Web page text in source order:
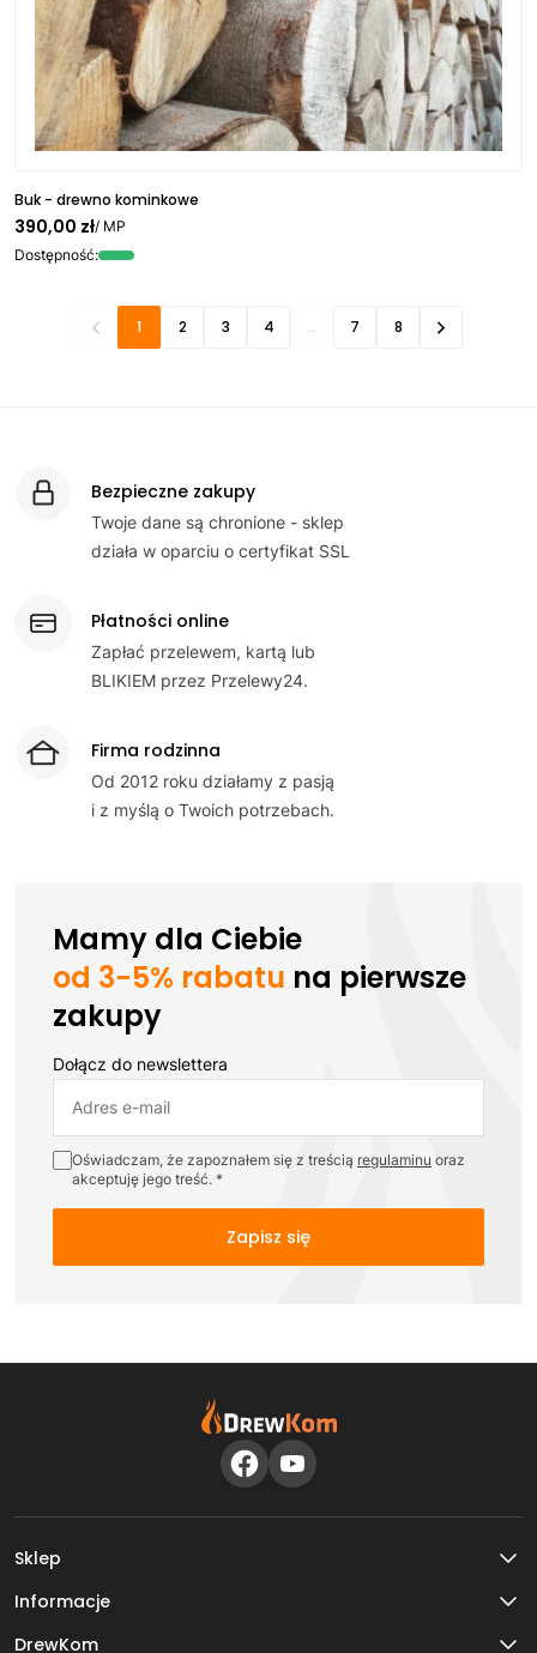
Buk - drewno kominkowe
390,00 zł/ MP
Dostępność:
1 2 3 4 ... 7 8
Bezpieczne zakupy
Twoje dane są chronione - sklep
działa w oparciu o certyfikat SSL
Płatności online
Zapłać przelewem, kartą lub
BLIKIEM przez Przelewy24.
Firma rodzinna
Od 2012 roku działamy z pasją
i z myślą o Twoich potrzebach.
Mamy dla Ciebie
od 3-5% rabatu na pierwsze
zakupy
Dołącz do newslettera
Adres e-mail
Oświadczam, że zapoznałem się z treścią regulaminu oraz
akceptuję jego treść. *
Zapisz się
Sklep
Informacje
DrewKom